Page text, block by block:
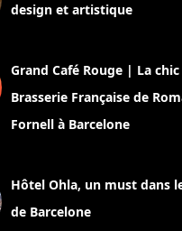
design et artistique
Grand Café Rouge | La chic
Brasserie Française de
Fornell à Barcelone
Hôtel Ohla, un must dans
de Barcelone